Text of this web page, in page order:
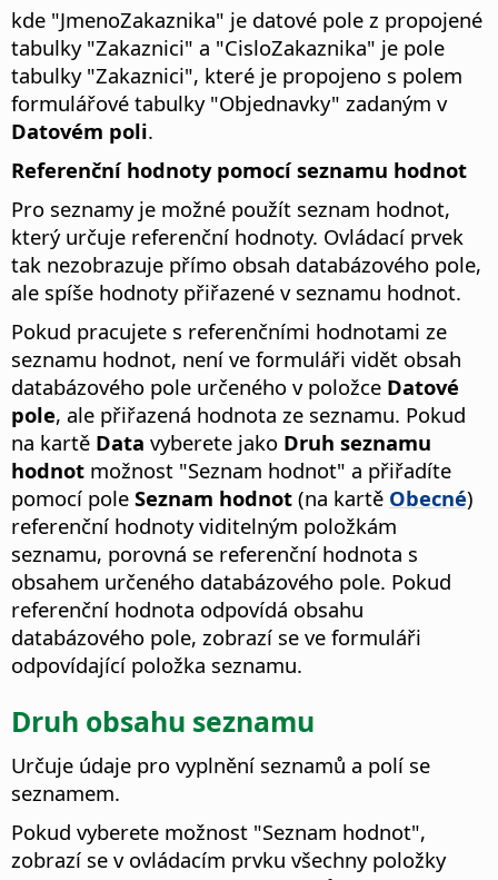
kde "JmenoZakaznika" je datové pole z propojené
tabulky "Zakaznici" a "CisloZakaznika" je pole
tabulky "Zakaznici", které je propojeno s polem
formulářové tabulky "Objednavky" zadaným v
Datovém poli.
Referenční hodnoty pomocí seznamu hodnot
Pro seznamy je možné použít seznam hodnot,
který určuje referenční hodnoty. Ovládací prvek
tak nezobrazuje přímo obsah databázového pole,
ale spíše hodnoty přiřazené v seznamu hodnot.
Pokud pracujete s referenčními hodnotami ze
seznamu hodnot, není ve formuláři vidět obsah
databázového pole určeného v položce Datové
pole, ale přiřazená hodnota ze seznamu. Pokud
na kartě Data vyberete jako Druh seznamu
hodnot možnost "Seznam hodnot" a přiřadíte
pomocí pole Seznam hodnot (na kartě Obecné)
referenční hodnoty viditelným položkám
seznamu, porovná se referenční hodnota s
obsahem určeného databázového pole. Pokud
referenční hodnota odpovídá obsahu
databázového pole, zobrazí se ve formuláři
odpovídající položka seznamu.
Druh obsahu seznamu
Určuje údaje pro vyplnění seznamů a polí se
seznamem.
Pokud vyberete možnost "Seznam hodnot",
zobrazí se v ovládacím prvku všechny položky